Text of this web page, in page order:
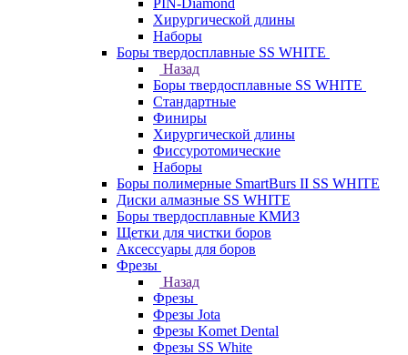
PIN-Diamond
Хирургической длины
Наборы
Боры твердосплавные SS WHITE
Назад
Боры твердосплавные SS WHITE
Стандартные
Финиры
Хирургической длины
Фиссуротомические
Наборы
Боры полимерные SmartBurs II SS WHITE
Диски алмазные SS WHITE
Боры твердосплавные КМИЗ
Щетки для чистки боров
Аксессуары для боров
Фрезы
Назад
Фрезы
Фрезы Jota
Фрезы Komet Dental
Фрезы SS White